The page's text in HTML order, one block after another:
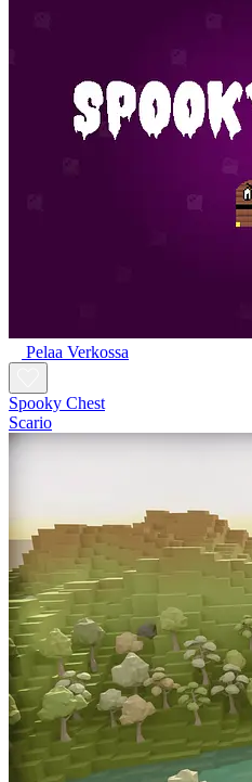
Pelaa Verkossa
Spooky Chest
Scario